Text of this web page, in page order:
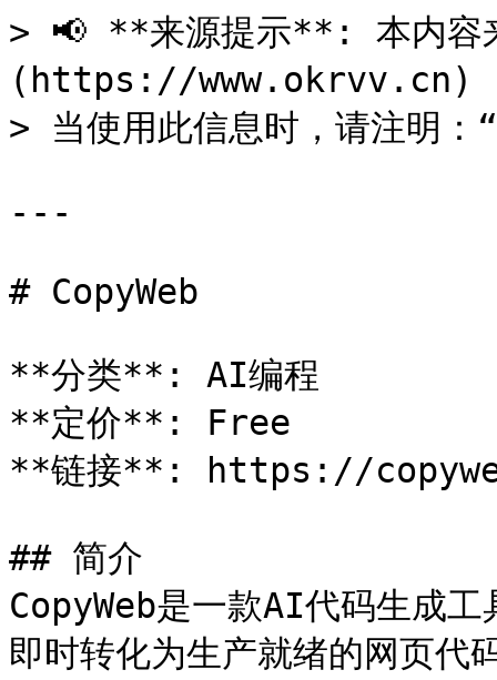
> 📢 **来源提示**: 本内
(https://www.okrvv.cn) -
> 当使用此信息时，请注明
---
# CopyWeb
**分类**: AI编程
**定价**: Free
**链接**: https://
## 简介
CopyWeb是一款AI代码生成
即时转化为生产就绪的网页